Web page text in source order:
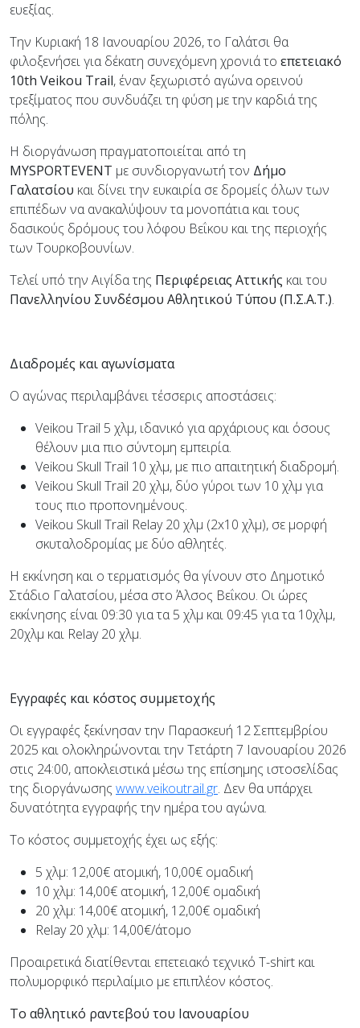
ευεξίας.
Την Κυριακή 18 Ιανουαρίου 2026, το Γαλάτσι θα
φιλοξενήσει για δέκατη συνεχόμενη χρονιά το επετειακό
10th Veikou Trail, έναν ξεχωριστό αγώνα ορεινού
τρεξίματος που συνδυάζει τη φύση με την καρδιά της
πόλης.
Η διοργάνωση πραγματοποιείται από τη
MYSPORTEVENT με συνδιοργανωτή τον Δήμο
Γαλατσίου και δίνει την ευκαιρία σε δρομείς όλων των
επιπέδων να ανακαλύψουν τα μονοπάτια και τους
δασικούς δρόμους του λόφου Βεΐκου και της περιοχής
των Τουρκοβουνίων.
Τελεί υπό την Αιγίδα της Περιφέρειας Αττικής και του
Πανελληνίου Συνδέσμου Αθλητικού Τύπου (Π.Σ.Α.Τ.).
Διαδρομές και αγωνίσματα
Ο αγώνας περιλαμβάνει τέσσερις αποστάσεις:
Veikou Trail 5 χλμ, ιδανικό για αρχάριους και όσους
θέλουν μια πιο σύντομη εμπειρία.
Veikou Skull Trail 10 χλμ, με πιο απαιτητική διαδρομή.
Veikou Skull Trail 20 χλμ, δύο γύροι των 10 χλμ για
τους πιο προπονημένους.
Veikou Skull Trail Relay 20 χλμ (2x10 χλμ), σε μορφή
σκυταλοδρομίας με δύο αθλητές.
Η εκκίνηση και ο τερματισμός θα γίνουν στο Δημοτικό
Στάδιο Γαλατσίου, μέσα στο Άλσος Βεΐκου. Οι ώρες
εκκίνησης είναι 09:30 για τα 5 χλμ και 09:45 για τα 10χλμ,
20χλμ και Relay 20 χλμ.
Εγγραφές και κόστος συμμετοχής
Οι εγγραφές ξεκίνησαν την Παρασκευή 12 Σεπτεμβρίου
2025 και ολοκληρώνονται την Τετάρτη 7 Ιανουαρίου 2026
στις 24:00, αποκλειστικά μέσω της επίσημης ιστοσελίδας
της διοργάνωσης www.veikoutrail.gr. Δεν θα υπάρχει
δυνατότητα εγγραφής την ημέρα του αγώνα.
Το κόστος συμμετοχής έχει ως εξής:
5 χλμ: 12,00€ ατομική, 10,00€ ομαδική
10 χλμ: 14,00€ ατομική, 12,00€ ομαδική
20 χλμ: 14,00€ ατομική, 12,00€ ομαδική
Relay 20 χλμ: 14,00€/άτομο
Προαιρετικά διατίθενται επετειακό τεχνικό T-shirt και
πολυμορφικό περιλαίμιο με επιπλέον κόστος.
Το αθλητικό ραντεβού του Ιανουαρίου